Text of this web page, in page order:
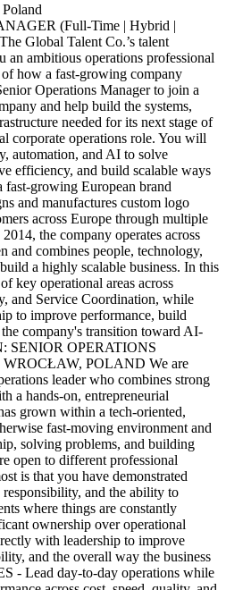
Poland
(Full-Time | Hybrid |
Global Talent Co.’s talent
ambitious operations professional
how a fast-growing company
Operations Manager to join a
and help build the systems,
needed for its next stage of
corporate operations role. You will
automation, and AI to solve
efficiency, and build scalable ways
growing European brand
and manufactures custom logo
across Europe through multiple
the company operates across
and combines people, technology,
a highly scalable business. In this
key operational areas across
and Service Coordination, while
to improve performance, build
company's transition toward AI-
SENIOR OPERATIONS
POLAND We are
leader who combines strong
a hands-on, entrepreneurial
grown within a tech-oriented,
fast-moving environment and
solving problems, and building
open to different professional
is that you have demonstrated
responsibility, and the ability to
where things are constantly
ownership over operational
with leadership to improve
and the overall way the business
- Lead day-to-day operations while